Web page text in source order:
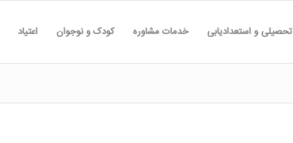
تحصیلی و استعدادیابی خدمات مشاوره کودک و نوجوان اعتیاد